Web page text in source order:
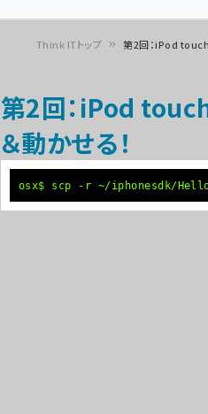
ン
く
ず
Think ITトップ 第2回：iPod touch
第2回：iPod
＆動かせる！
osx$ scp -r ~/iphonesdk/